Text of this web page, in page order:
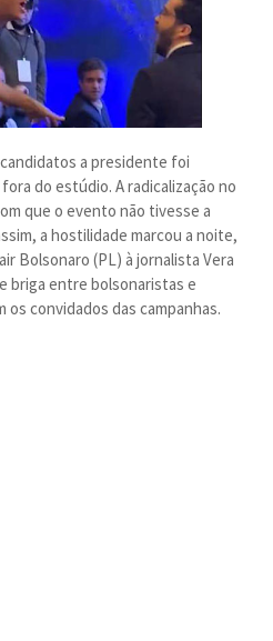
a presidente foi
do estúdio. A radicalização no
que o evento não tivesse a
a hostilidade marcou a noite,
Bolsonaro (PL) à jornalista Vera
briga entre bolsonaristas e
convidados das campanhas.